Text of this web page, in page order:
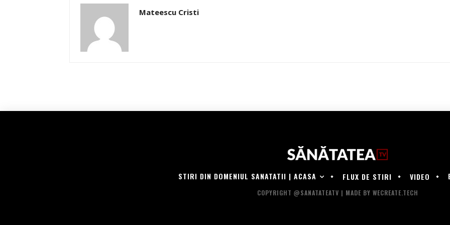
Mateescu Cristi
STIRI DIN DOMENIUL SANATATII | ACASA FLUX DE STIRI VIDEO
COPYRIGHT @SANATATEATV | MADE BY WECREATE.TECH